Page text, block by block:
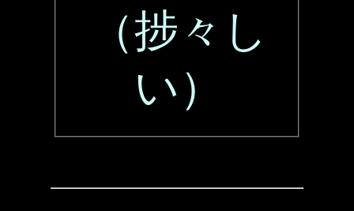
（捗々し
い）